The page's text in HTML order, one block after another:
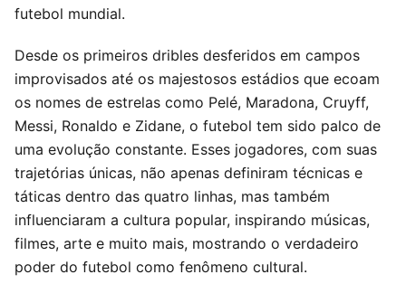
futebol mundial.
Desde os primeiros dribles desferidos em campos
improvisados até os majestosos estádios que ecoam
os nomes de estrelas como Pelé, Maradona, Cruyff,
Messi, Ronaldo e Zidane, o futebol tem sido palco de
uma evolução constante. Esses jogadores, com suas
trajetórias únicas, não apenas definiram técnicas e
táticas dentro das quatro linhas, mas também
influenciaram a cultura popular, inspirando músicas,
filmes, arte e muito mais, mostrando o verdadeiro
poder do futebol como fenômeno cultural.